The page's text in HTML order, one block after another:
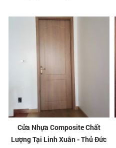
Cửa Nhựa Composite Chất
Lượng Tại Linh Xuân - Thủ Đức